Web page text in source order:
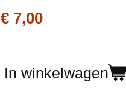
€ 7,00
In winkelwagen